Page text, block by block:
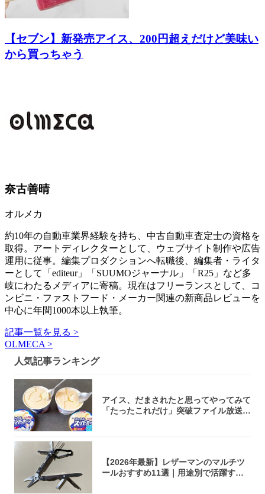
【セブン】新発売アイス、200円超えだけど美味い
から買っちゃう
奈古善晴
オルメカ
約10年の自動車業界経験を持ち、中古自動車査定士の資格を
取得。アートディレクターとして、ウェブサイト制作や広告
運用に従事。編集プロダクションへ転職後、編集者・ライタ
ーとして「editeur」「SUUMOジャーナル」「R25」など多
岐にわたるメディアに寄稿。現在はフリーランスとして、コ
ンビニ・ファストフード・メーカー関連の新商品レビューを
中心に年間1000本以上執筆。
記事一覧を見る >
OLMECA >
人気記事ランキング
アイス、だまされたと思ってやってみて
「たったこれだけ」突破ファイル放送で
【2026年最新】レザーマンのマルチツ
ールおすすめ11選｜用途別で活躍する